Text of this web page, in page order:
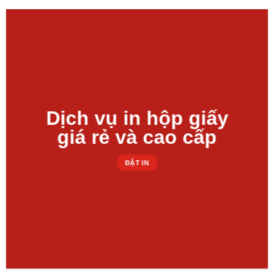
Dịch vụ in hộp giấy
giá rẻ và cao cấp
ĐẶT IN